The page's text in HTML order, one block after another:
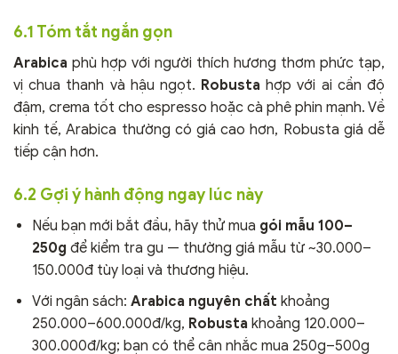
6.1 Tóm tắt ngắn gọn
Arabica phù hợp với người thích hương thơm phức tạp,
vị chua thanh và hậu ngọt. Robusta hợp với ai cần độ
đậm, crema tốt cho espresso hoặc cà phê phin mạnh. Về
kinh tế, Arabica thường có giá cao hơn, Robusta giá dễ
tiếp cận hơn.
6.2 Gợi ý hành động ngay lúc này
Nếu bạn mới bắt đầu, hãy thử mua gói mẫu 100–
250g để kiểm tra gu — thường giá mẫu từ ~30.000–
150.000đ tùy loại và thương hiệu.
Với ngân sách: Arabica nguyên chất khoảng
250.000–600.000đ/kg, Robusta khoảng 120.000–
300.000đ/kg; bạn có thể cân nhắc mua 250g–500g